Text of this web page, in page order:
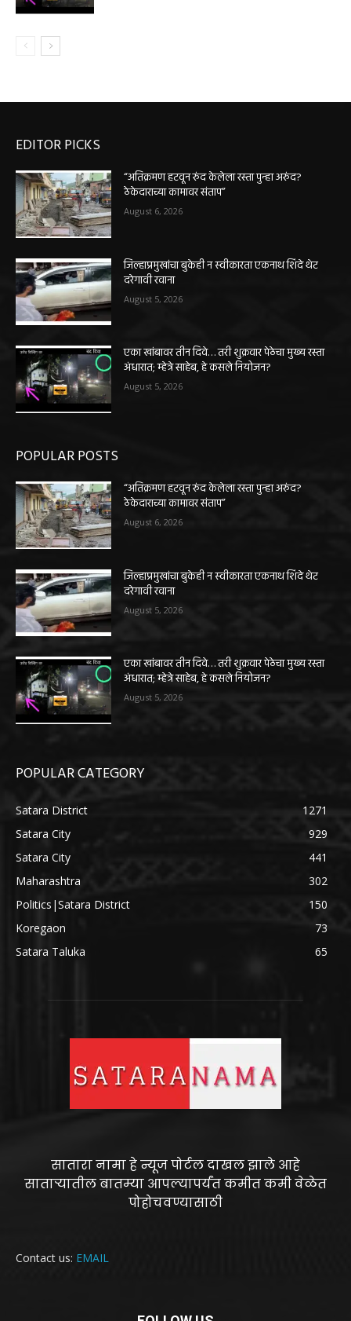
EDITOR PICKS
“अतिक्रमण हटवून रुंद केलेला रस्ता पुन्हा अरुंद?
ठेकेदाराच्या कामावर संताप”
August 6, 2026
जिल्हाप्रमुखांचा बुकेही न स्वीकारता एकनाथ शिंदे थेट
दरेगावी रवाना
August 5, 2026
एका खांबावर तीन दिवे… तरी शुक्रवार पेठेचा मुख्य रस्ता
अंधारात; म्हेत्रे साहेब, हे कसले नियोजन?
August 5, 2026
POPULAR POSTS
“अतिक्रमण हटवून रुंद केलेला रस्ता पुन्हा अरुंद?
ठेकेदाराच्या कामावर संताप”
August 6, 2026
जिल्हाप्रमुखांचा बुकेही न स्वीकारता एकनाथ शिंदे थेट
दरेगावी रवाना
August 5, 2026
एका खांबावर तीन दिवे… तरी शुक्रवार पेठेचा मुख्य रस्ता
अंधारात; म्हेत्रे साहेब, हे कसले नियोजन?
August 5, 2026
POPULAR CATEGORY
Satara District
1271
Satara City
929
Satara City
441
Maharashtra
302
Politics|Satara District
150
Koregaon
73
Satara Taluka
65
सातारा नामा हे न्यूज पोर्टल दाखल झाले आहे
साताऱ्यातील बातम्या आपल्यापर्यंत कमीत कमी वेळेत
पोहोचवण्यासाठी
Contact us: EMAIL